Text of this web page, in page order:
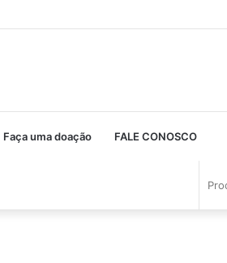
Faça uma doação FALE CONOSCO
Switch